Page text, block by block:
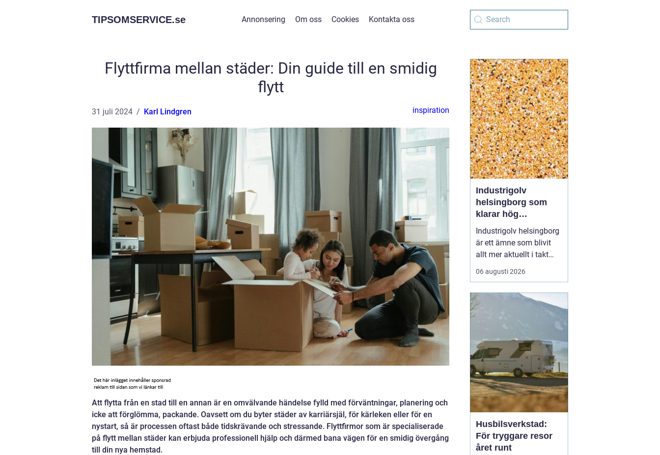
TIPSOMSERVICE.se Annonsering Om oss Cookies Kontakta oss
Flyttfirma mellan städer: Din guide till en smidig
flytt
31 juli 2024 Karl Lindgren inspiration
Att flytta från en stad till en annan är en omvälvande händelse fylld med förväntningar, planering och
icke att förglömma, packande. Oavsett om du byter städer av karriärsjäl, för kärleken eller för en
nystart, så är processen oftast både tidskrävande och stressande. Flyttfirmor som är specialiserade
på flytt mellan städer kan erbjuda professionell hjälp och därmed bana vägen för en smidig övergång
till din nya hemstad.
Industrigolv
helsingborg som
klarar hög
belastning och tuffa
krav
Industrigolv helsingborg
är ett ämne som blivit
allt mer aktuellt i takt
med att fler
verksamheter söker
lättskötta golvlösningar.
produktionsmiljöer
behöver golvet vara mer
än bara en slityta. Golvet
ska tåla tung trafi...
06 augusti 2026
Husbilsverkstad:
För tryggare resor
året runt